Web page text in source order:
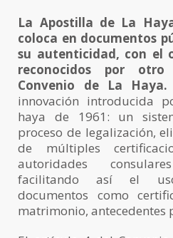
La Apostilla de La
coloca en documentos
su autenticidad, con el
reconocidos por
Convenio de La Haya.
innovación introducida
haya de 1961: un
proceso de legalización,
de múltiples
autoridades
facilitando así el
documentos como
matrimonio, antecedentes